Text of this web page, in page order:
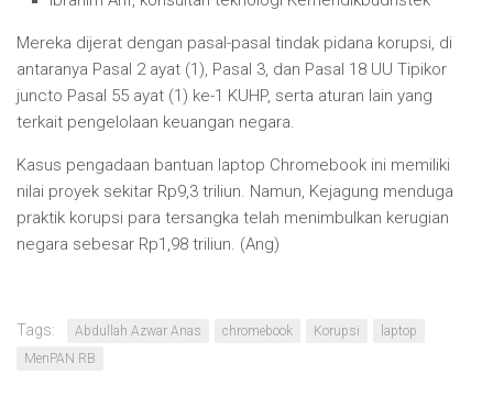
Mereka dijerat dengan pasal-pasal tindak pidana korupsi, di
antaranya Pasal 2 ayat (1), Pasal 3, dan Pasal 18 UU Tipikor
juncto Pasal 55 ayat (1) ke-1 KUHP, serta aturan lain yang
terkait pengelolaan keuangan negara.
Kasus pengadaan bantuan laptop Chromebook ini memiliki
nilai proyek sekitar Rp9,3 triliun. Namun, Kejagung menduga
praktik korupsi para tersangka telah menimbulkan kerugian
negara sebesar Rp1,98 triliun. (Ang)
Tags: Abdullah Azwar Anas chromebook Korupsi
laptop
MenPAN RB